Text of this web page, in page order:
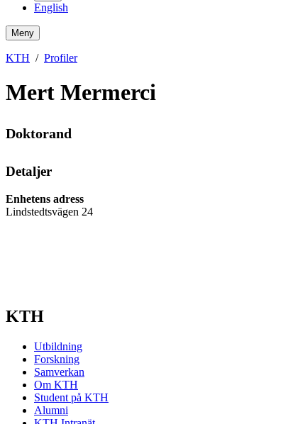
English
Meny
KTH Profiler
Mert Mermerci
Doktorand
Detaljer
Enhetens adress
Lindstedtsvägen 24
KTH
Utbildning
Forskning
Samverkan
Om KTH
Student på KTH
Alumni